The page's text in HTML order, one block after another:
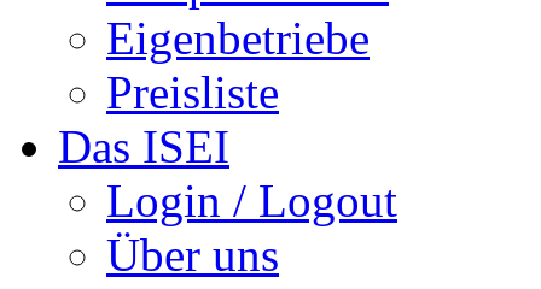
Eigenbetriebe
Preisliste
Das ISEI
Login / Logout
Über uns